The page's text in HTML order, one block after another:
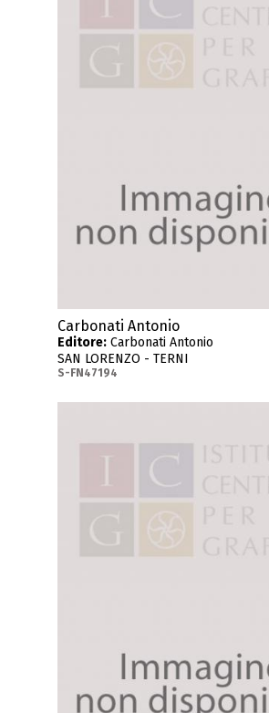
Carbonati Antonio
Editore: Carbonati Antonio
SAN LORENZO - TERNI
S-FN47194